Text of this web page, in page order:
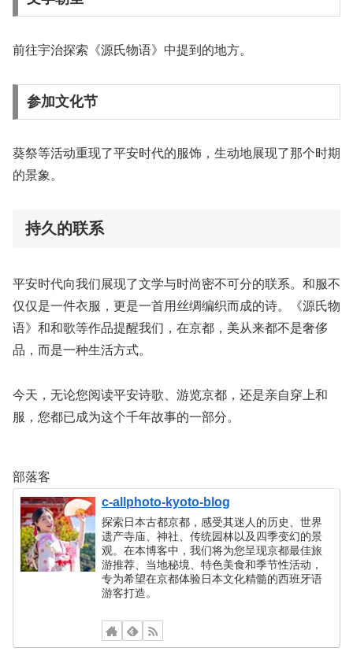
前往宇治探索《源氏物语》中提到的地方。
参加文化节
葵祭等活动重现了平安时代的服饰，生动地展现了那个时期
的景象。
持久的联系
平安时代向我们展现了文学与时尚密不可分的联系。和服不
仅仅是一件衣服，更是一首用丝绸编织而成的诗。《源氏物
语》和和歌等作品提醒我们，在京都，美从来都不是奢侈
品，而是一种生活方式。
今天，无论您阅读平安诗歌、游览京都，还是亲自穿上和
服，您都已成为这个千年故事的一部分。
部落客
c-allphoto-kyoto-blog
探索日本古都京都，感受其迷人的历史、世界
遗产寺庙、神社、传统园林以及四季变幻的景
观。在本博客中，我们将为您呈现京都最佳旅
游推荐、当地秘境、特色美食和季节性活动，
专为希望在京都体验日本文化精髓的西班牙语
游客打造。